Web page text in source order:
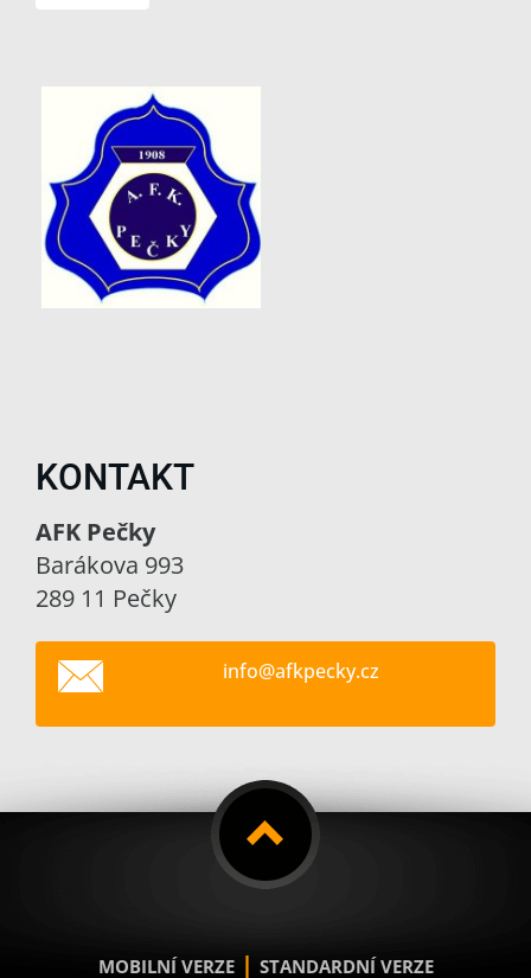
KONTAKT
AFK Pečky
Barákova 993
289 11 Pečky
info@afkpecky.cz
MOBILNÍ VERZE | STANDARDNÍ VERZE